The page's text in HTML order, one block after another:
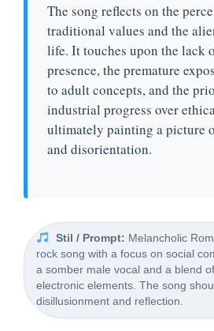
The song reflects on the
traditional values and the
life. It touches upon the lack
presence, the premature
to adult concepts, and the
industrial progress over
ultimately painting a picture
and disorientation.
Stil / Prompt: Melancholic
rock song with a focus on social
a somber male vocal and a blend
electronic elements. The song
disillusionment and reflection.